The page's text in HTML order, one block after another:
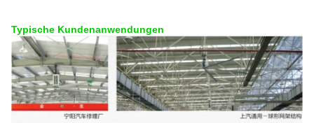
Typische Kundenanwendungen